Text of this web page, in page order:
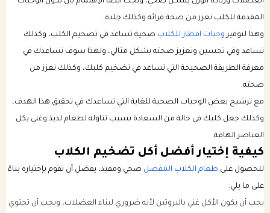
المقدمة للكلب تعزز من صحة فرائه وكذلك جلده.
وهذا لتوفيروجبات افطار للكلابصحية تساعد في تضخيم الكلب، وكذلك
تساعد وفي تحسين وتعزيز صحته بشكل مثالي، ولهذا سوف نساعدك في
معرفة الطريقة الصحيحة التي تساعد في تضخيم كلبك، وكذلك تعزز من
صحته.
مع ترشيح بعض الوجبات الصحية للغاية التي تساعدك في تحقيق هذا الهدف،
وكذلك جعل كلبك في حالة من السعادة بسبب تناوله لطعام لذيذ وغني بكل
العناصر الهامة.
كيفية إختيار أفضل أكل تضخيم الكلاب
للحصول علىطعام الكلاب المفضلصحي ومفيد، يفضل أن تقوم بإختياره بناءً
على ما يلي:
يجب أن يكون الأكل غني بالبروتين لأنه ضروري لبناء العضلات، ويجب أن تحتوي